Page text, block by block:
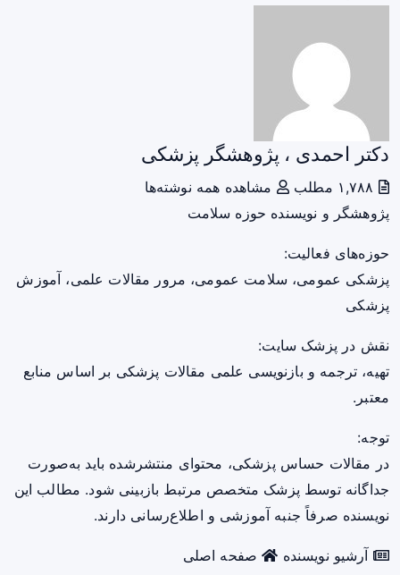
دکتر احمدی ، پژوهشگر پزشکی
مشاهده همه نوشته‌ها
پژوهشگر و نویسنده حوزه سلامت
حوزه‌های فعالیت:
پزشکی عمومی، سلامت عمومی، مرور مقالات علمی، آموزش
پزشکی
نقش در پزشک سایت:
تهیه، ترجمه و بازنویسی علمی مقالات پزشکی بر اساس منابع
معتبر.
توجه:
در مقالات حساس پزشکی، محتوای منتشرشده باید به‌صورت
جداگانه توسط پزشک متخصص مرتبط بازبینی شود. مطالب این
نویسنده صرفاً جنبه آموزشی و اطلاع‌رسانی دارند.
آرشیو نویسنده صفحه اصلی